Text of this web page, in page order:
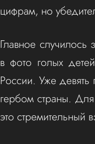
цифрам, но
Главное
в фото голых
России. Уже
гербом страны.
это стремительный